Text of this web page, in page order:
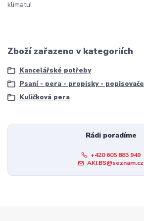
klimatu!
Zboží zařazeno v kategoriích
Kancelářské potřeby
Psaní - pera - propisky - popisovače
Kuličková pera
Rádi poradíme
+420 605 883 949
AKI.BS@seznam.cz